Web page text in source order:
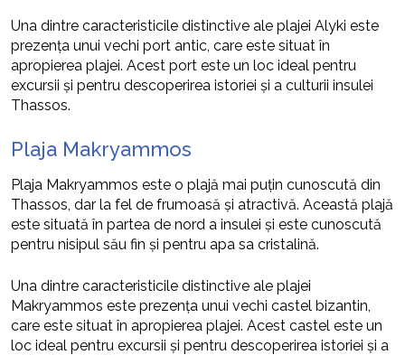
Una dintre caracteristicile distinctive ale plajei Alyki este
prezența unui vechi port antic, care este situat în
apropierea plajei. Acest port este un loc ideal pentru
excursii și pentru descoperirea istoriei și a culturii insulei
Thassos.
Plaja Makryammos
Plaja Makryammos este o plajă mai puțin cunoscută din
Thassos, dar la fel de frumoasă și atractivă. Această plajă
este situată în partea de nord a insulei și este cunoscută
pentru nisipul său fin și pentru apa sa cristalină.
Una dintre caracteristicile distinctive ale plajei
Makryammos este prezența unui vechi castel bizantin,
care este situat în apropierea plajei. Acest castel este un
loc ideal pentru excursii și pentru descoperirea istoriei și a